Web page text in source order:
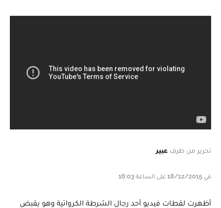
تحرير من طرف عبير
في 18/12/2015 على الساعة 16:03
أظهرت لقطات فيديو أحد رجال الشرطة الكرواتية وهو يقبض